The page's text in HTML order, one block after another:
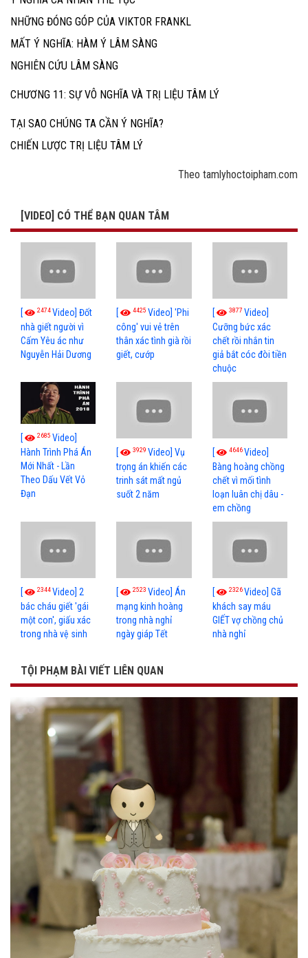
NHỮNG ĐÓNG GÓP CỦA VIKTOR FRANKL
MẤT Ý NGHĨA: HÀM Ý LÂM SÀNG
NGHIÊN CỨU LÂM SÀNG
CHƯƠNG 11: SỰ VÔ NGHĨA VÀ TRỊ LIỆU TÂM LÝ
TẠI SAO CHÚNG TA CẦN Ý NGHĨA?
CHIẾN LƯỢC TRỊ LIỆU TÂM LÝ
Theo tamlyhoctoipham.com
[VIDEO] CÓ THỂ BẠN QUAN TÂM
[ 2474Video] Đốt
nhà giết người vì
Cấm Yêu ác như
Nguyễn Hải Dương
[ 4425Video] 'Phi
công' vui vẻ trên
thân xác tình già rồi
giết, cướp
[ 3877 Video]
Cưỡng bức xác
chết rồi nhắn tin
giả bắt cóc đòi tiền
chuộc
[ 2685 Video]
Hành Trình Phá Án
Mới Nhất - Lần
Theo Dấu Vết Vỏ
Đạn
[ 3929Video] Vụ
trọng án khiến các
trinh sát mất ngủ
suốt 2 năm
[ 4646Video]
Bàng hoàng chồng
chết vì mối tình
loạn luân chị dâu -
em chồng
[ 2344Video] 2
bác cháu giết 'gái
một con', giấu xác
trong nhà vệ sinh
[ 2523Video] Án
mạng kinh hoàng
trong nhà nghỉ
ngày giáp Tết
[ 2326Video] Gã
khách say máu
GIẾT vợ chồng chủ
nhà nghỉ
TỘI PHẠM BÀI VIẾT LIÊN QUAN